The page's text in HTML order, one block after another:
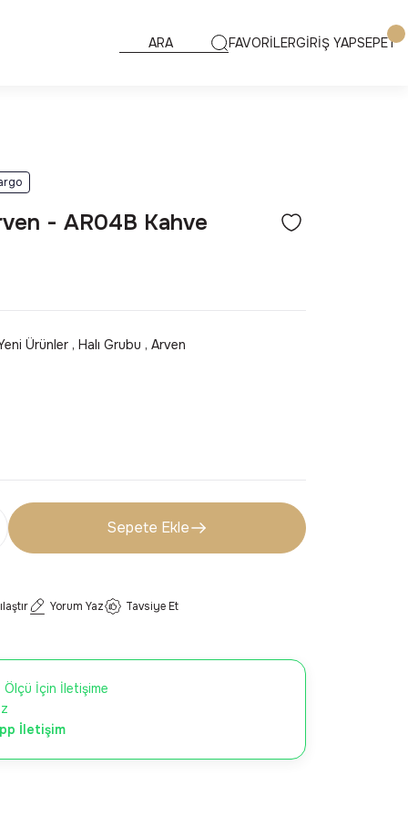
FAVORİLERGİRİŞ YAPSEPET
- AR04B Kahve
Ürünler , Halı Grubu , Arven
Sepete Ekle
Yorum Yaz Tavsiye Et
Ölçü İçin İletişime
İletişim